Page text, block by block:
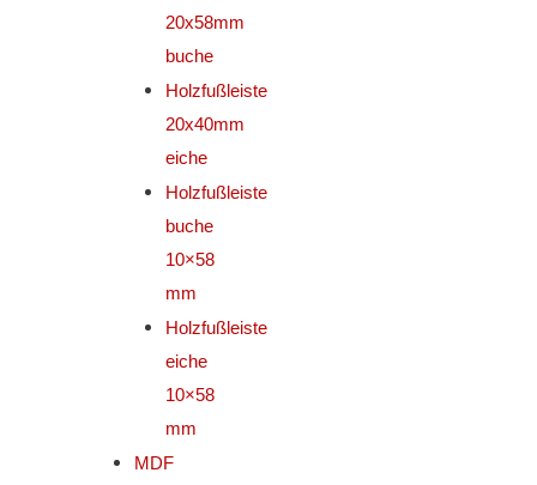
20x58mm
buche
Holzfußleiste
20x40mm
eiche
Holzfußleiste
buche
10×58
mm
Holzfußleiste
eiche
10×58
mm
MDF